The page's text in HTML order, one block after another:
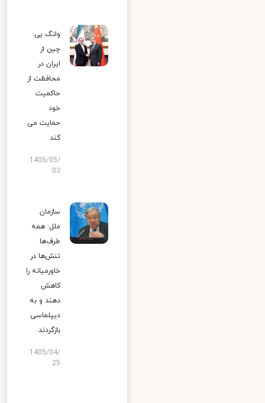
وانگ یی:
چین از
ایران در
محافظت از
حاکمیت
خود
حمایت می
کند
1405/05/
03
سازمان
ملل: همه
طرف‌ها
تنش‌ها در
خاورمیانه را
کاهش
دهند و به
دیپلماسی
بازگردند
1405/04/
25